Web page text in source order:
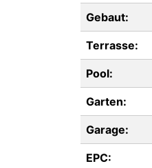
Gebaut:
Terrasse:
Pool:
Garten:
Garage:
EPC: